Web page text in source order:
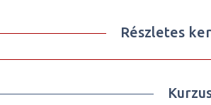
Részletes